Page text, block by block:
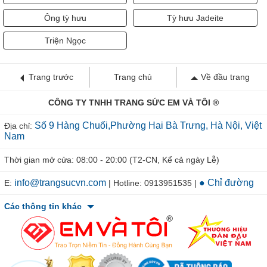
Ông tỳ hưu Tỳ hưu Jadeite
Triện Ngọc
Trang trước Trang chủ Về đầu trang
CÔNG TY TNHH TRANG SỨC EM VÀ TÔI ®
Địa chỉ: Số 9 Hàng Chuối,Phường Hai Bà Trưng, Hà Nội, Việt
Nam
Thời gian mở cửa: 08:00 - 20:00 (T2-CN, Kể cả ngày Lễ)
E: info@trangsucvn.com | Hotline: 0913951535 | ● Chỉ đường
Các thông tin khác